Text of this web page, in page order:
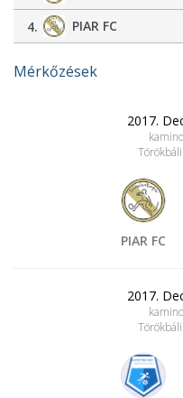
4.
PIAR FC
Mérkőzések
2017.
PIAR FC
2017.